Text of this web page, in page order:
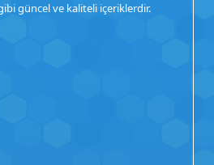
güncel ve kaliteli içeriklerdir.